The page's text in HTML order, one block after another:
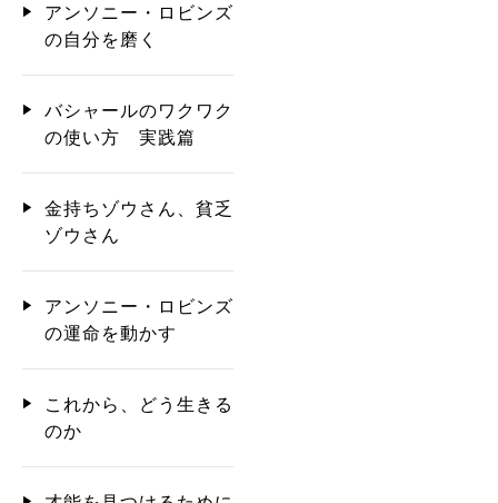
アンソニー・ロビンズ
の自分を磨く
バシャールのワクワク
の使い方 実践篇
金持ちゾウさん、貧乏
ゾウさん
アンソニー・ロビンズ
の運命を動かす
これから、どう生きる
のか